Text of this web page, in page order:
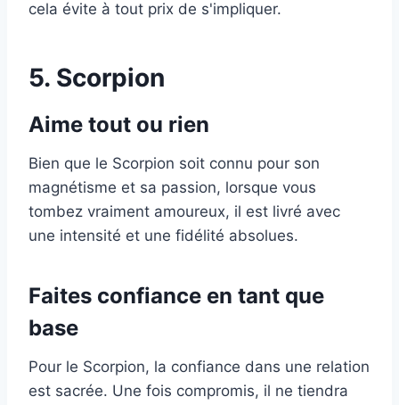
cela évite à tout prix de s'impliquer.
5. Scorpion
Aime tout ou rien
Bien que le Scorpion soit connu pour son
magnétisme et sa passion, lorsque vous
tombez vraiment amoureux, il est livré avec
une intensité et une fidélité absolues.
Faites confiance en tant que
base
Pour le Scorpion, la confiance dans une relation
est sacrée. Une fois compromis, il ne tiendra